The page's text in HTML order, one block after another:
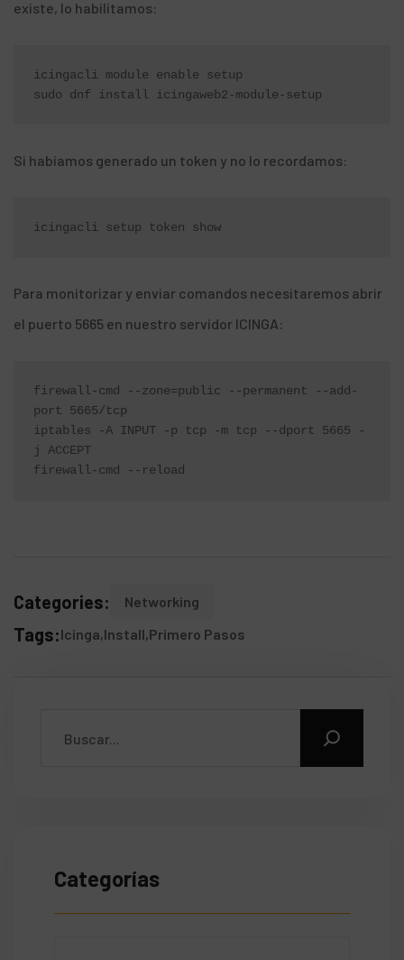
existe, lo habilitamos:
icingacli module enable setup
sudo dnf install icingaweb2-module-setup
Si habíamos generado un token y no lo recordamos:
icingacli setup token show
Para monitorizar y enviar comandos necesitaremos abrir
el puerto 5665 en nuestro servidor ICINGA:
firewall-cmd --zone=public --permanent --add-
port 5665/tcp
iptables -A INPUT -p tcp -m tcp --dport 5665 -
j ACCEPT
firewall-cmd --reload
Categories: Networking
Tags:Icinga Install Primero Pasos
Categorías